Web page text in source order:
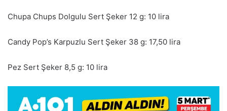
Chupa Chups Dolgulu Sert Şeker 12 g: 10 lira
Candy Pop’s Karpuzlu Sert Şeker 38 g: 17,50 lira
Pez Sert Şeker 8,5 g: 10 lira